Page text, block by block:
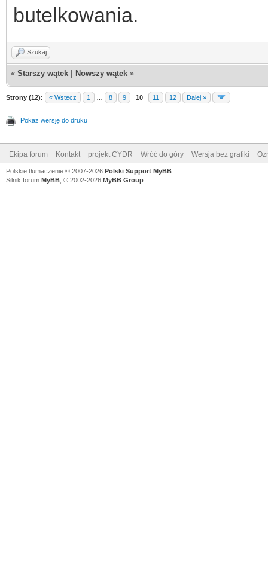
butelkowania.
Szukaj
« Starszy wątek Nowszy wątek »
Strony (12): « Wstecz 1 8 9 10 11 12 Dalej »
Pokaż wersję do druku
Ekipa forum Kontakt projekt CYDR Wróć do góry Wersja bez grafiki
Polskie tłumaczenie © 2007-2026 Polski Support MyBB
Silnik forum MyBB , © 2002-2026 MyBB Group